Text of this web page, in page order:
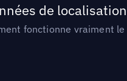
de
fonctionne vraiment